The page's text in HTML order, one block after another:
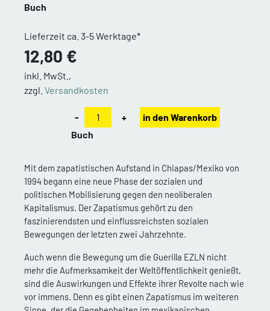
Buch
Lieferzeit ca. 3-5 Werktage*
12,80 €
inkl. MwSt.,
zzgl. Versandkosten
-
+
Buch
in den Warenkorb
Mit dem zapatistischen Aufstand in Chiapas/Mexiko von
1994 begann eine neue Phase der sozialen und
politischen Mobilisierung gegen den neoliberalen
Kapitalismus. Der Zapatismus gehört zu den
faszinierendsten und einflussreichsten sozialen
Bewegungen der letzten zwei Jahrzehnte.
Auch wenn die Bewegung um die Guerilla EZLN nicht
mehr die Aufmerksamkeit der Weltöffentlichkeit genießt,
sind die Auswirkungen und Effekte ihrer Revolte nach wie
vor immens. Denn es gibt einen Zapatismus im weiteren